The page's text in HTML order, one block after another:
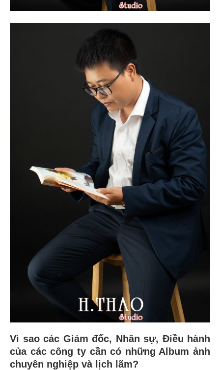
Vì sao các Giám đốc, Nhân sự, Điều hành
của các công ty cần có những Album ảnh
chuyên nghiệp và lịch lãm?